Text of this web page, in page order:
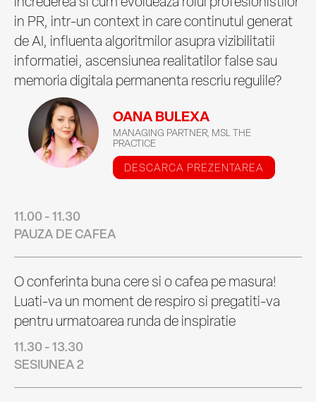
in PR, intr-un context in care continutul generat
de AI, influenta algoritmilor asupra vizibilitatii
informatiei, ascensiunea realitatilor false sau
memoria digitala permanenta rescriu regulile?
OANA BULEXA
MANAGING PARTNER, MSL THE
PRACTICE
DESCARCA PREZENTAREA
11.00 - 11.30
PAUZA DE CAFEA
O conferinta buna cere si o cafea pe masura!
Luati-va un moment de respiro si pregatiti-va
pentru urmatoarea runda de inspiratie
11.30 - 13.30
SESIUNEA 2